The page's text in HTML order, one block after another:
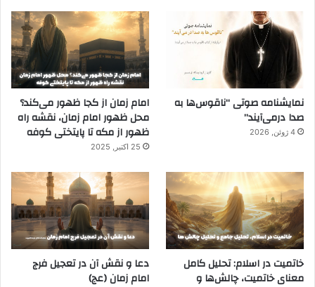
نمایشنامه صوتی “ناقوس‌ها به
صدا در‌می‌آیند”
4 ژوئن, 2026
امام زمان از کجا ظهور می‌کند؟
محل ظهور امام زمان، نقشه راه
ظهور از مکه تا پایتختی کوفه
25 اکتبر, 2025
خاتمیت در اسلام: تحلیل کامل
معنای خاتمیت، چالش‌ها و
دعا و نقش آن در تعجیل فرج
امام زمان (عج)